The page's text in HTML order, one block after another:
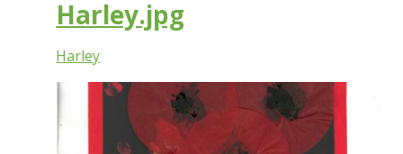
Harley.jpg
Harley